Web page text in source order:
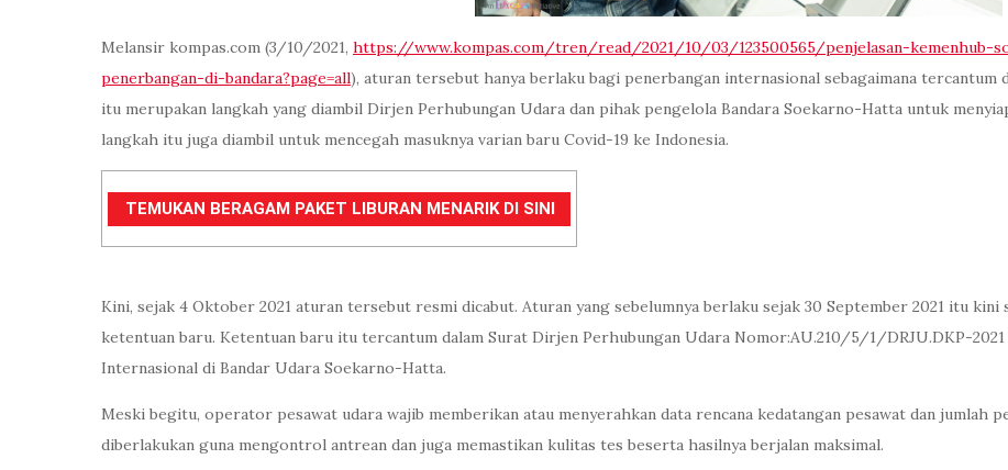
Melansir kompas.com (3/10/2021, https://www.kompas.com/tren/read/2021/10/03/123500565/penjelasan-kemenhub-
penerbangan-di-bandara?page=all), aturan tersebut hanya berlaku bagi penerbangan internasional sebagaimana tercantum
itu merupakan langkah yang diambil Dirjen Perhubungan Udara dan pihak pengelola Bandara Soekarno-Hatta untuk
langkah itu juga diambil untuk mencegah masuknya varian baru Covid-19 ke Indonesia.
TEMUKAN BERAGAM PAKET LIBURAN MENARIK DI SINI
Kini, sejak 4 Oktober 2021 aturan tersebut resmi dicabut. Aturan yang sebelumnya berlaku sejak 30 September 2021 itu
ketentuan baru. Ketentuan baru itu tercantum dalam Surat Dirjen Perhubungan Udara Nomor:AU.210/5/1/DRJU.DKP-
Internasional di Bandar Udara Soekarno-Hatta.
Meski begitu, operator pesawat udara wajib memberikan atau menyerahkan data rencana kedatangan pesawat dan jumlah
diberlakukan guna mengontrol antrean dan juga memastikan kulitas tes beserta hasilnya berjalan maksimal.